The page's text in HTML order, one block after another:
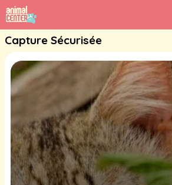
Aller
au
contenu
Capture Sécurisée